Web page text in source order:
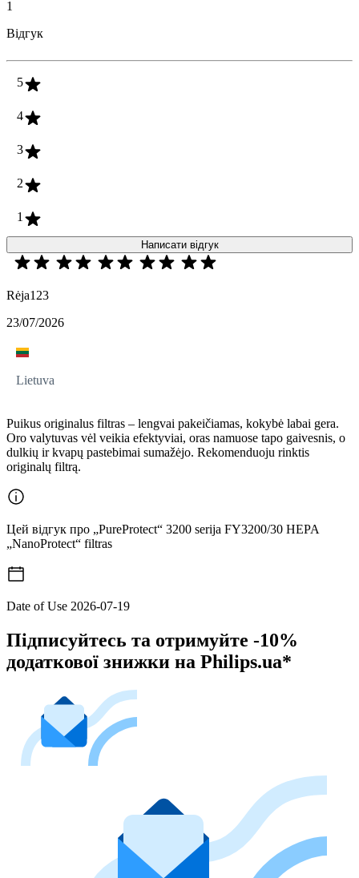
1
Відгук
5
4
3
2
1
Написати відгук
Rėja123
23/07/2026
Lietuva
Puikus originalus filtras – lengvai pakeičiamas, kokybė labai gera.
Oro valytuvas vėl veikia efektyviai, oras namuose tapo gaivesnis, o
dulkių ir kvapų pastebimai sumažėjo. Rekomenduoju rinktis
originalų filtrą.
Цей відгук про „PureProtect“ 3200 serija FY3200/30 HEPA
„NanoProtect“ filtras
Date of Use 2026-07-19
Підписуйтесь та отримуйте -10%
додаткової знижки на Philips.ua*